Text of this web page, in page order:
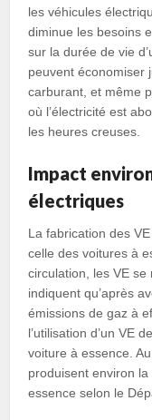
les véhicules
diminue les besoins
sur la durée de vie
peuvent économiser
carburant, et même
où l’électricité est
les heures creuses.
Impact
électriques
La fabrication des
celle des voitures à
circulation, les VE
indiquent qu’après
émissions de gaz à
l’utilisation d’un VE
voiture à essence.
produisent environ la
essence selon le